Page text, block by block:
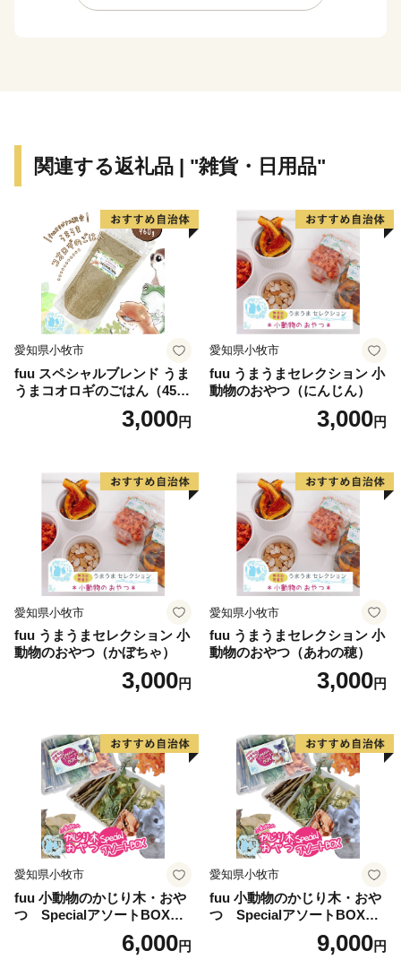
年の伝統を誇る「城端曳山祭」（毎年５月４日・５日開
た華麗で優雅な曳山が展示されており、いつ訪れても祭
関連する返礼品 | "雑貨・日用品"
愛知県小牧市
fuu スペシャルブレンド うま
うまコオロギのごはん（45
3,000円
愛知県小牧市
fuu うまうまセレクション 小
動物のおやつ（にんじん）
3,000円
愛知県小牧市
fuu うまうまセレクション 小
動物のおやつ（かぼちゃ）
3,000円
愛知県小牧市
fuu うまうまセレクション 小
動物のおやつ（あわの穂）
3,000円
愛知県小牧市
fuu 小動物のかじり木・おや
つ SpecialアソートBOX（1
6,000円
愛知県小牧市
fuu 小動物のかじり木・おや
つ SpecialアソートBOX（2
9,000円